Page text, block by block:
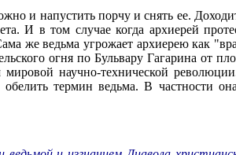
и напустить порчу и снять ее.
И в том случае когда архиерей
же ведьма угрожает архиерею как
огня по Бульвару Гагарина от
мировой научно-технической
термин ведьма. В частности